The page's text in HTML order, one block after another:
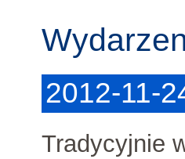
2012-11-
Tradycyjnie